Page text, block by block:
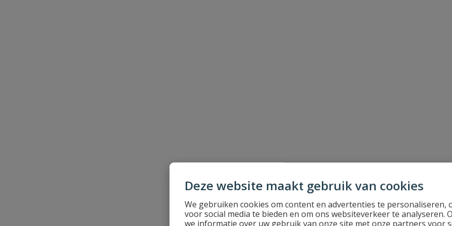
Deze website maakt gebruik van cookies
We gebruiken cookies om content en advertenties te personaliseren,
voor social media te bieden en om ons websiteverkeer te analyseren.
we informatie over uw gebruik van onze site met onze partners voor